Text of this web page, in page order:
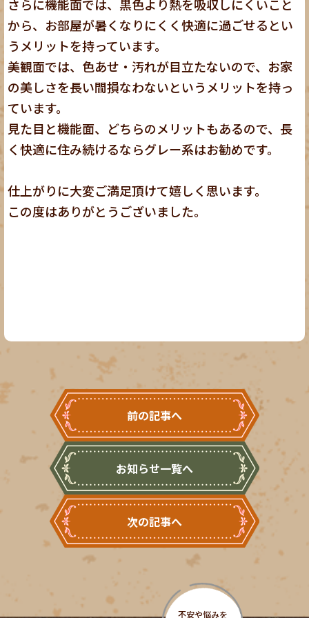
さらに機能面では、黒色より熱を吸収しにくいこと
から、お部屋が暑くなりにくく快適に過ごせるとい
うメリットを持っています。
美観面では、色あせ・汚れが目立たないので、お家
の美しさを長い間損なわないというメリットを持っ
ています。
見た目と機能面、どちらのメリットもあるので、長
く快適に住み続けるならグレー系はお勧めです。
仕上がりに大変ご満足頂けて嬉しく思います。
この度はありがとうございました。
前の記事へ
お知らせ一覧へ
次の記事へ